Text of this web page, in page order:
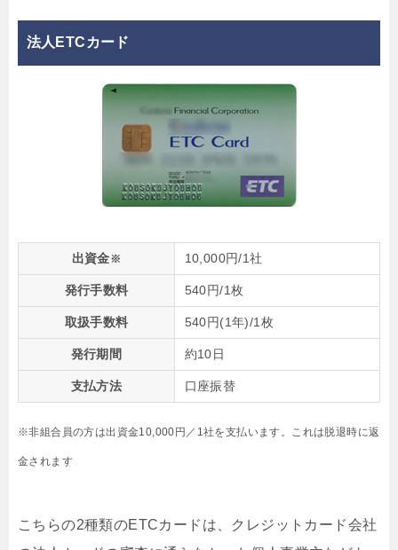
法人ETCカード
出資金※ 10,000円/1社
発行手数料 540円/1枚
取扱手数料 540円(1年)/1枚
発行期間 約10日
支払方法 口座振替
※非組合員の方は出資金10,000円／1社を支払います。これは脱退時に返
金されます
こちらの2種類のETCカードは、クレジットカード会社